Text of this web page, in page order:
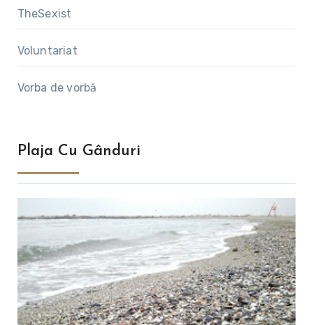
TheSexist
Voluntariat
Vorba de vorbă
Plaja Cu Gânduri